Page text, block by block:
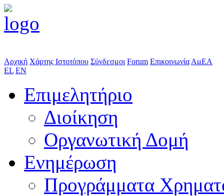
Αρχική Χάρτης Ιστοτόπου Σύνδεσμοι Forum Επικοινωνία ΑμΕΑ
EL EN
Επιμελητήριο
Διοίκηση
Οργανωτική Δομή
Ενημέρωση
Προγράμματα